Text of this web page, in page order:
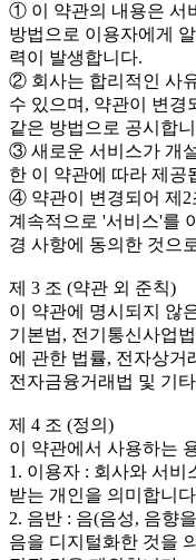
① 이 약관의 내용은 서
방법으로 이용자에게
력이 발생합니다.
② 회사는 합리적인 사
수 있으며, 약관이 변경
같은 방법으로 공시합
③ 새로운 서비스가 개
한 이 약관에 따라 제공
④ 약관이 변경되어 제2
계속적으로 '서비스'를
경 사항에 동의한 것으
제 3 조 (약관 외 준칙)
이 약관에 명시되지 않
기본법, 전기통신사업
에 관한 법률, 전자상거
전자금융거래법 및 기
제 4 조 (정의)
이 약관에서 사용하는
1. 이용자 : 회사와 서
받는 개인을 의미합니
2. 음반 : 음(음성, 음향
음을 디지털화한 것을